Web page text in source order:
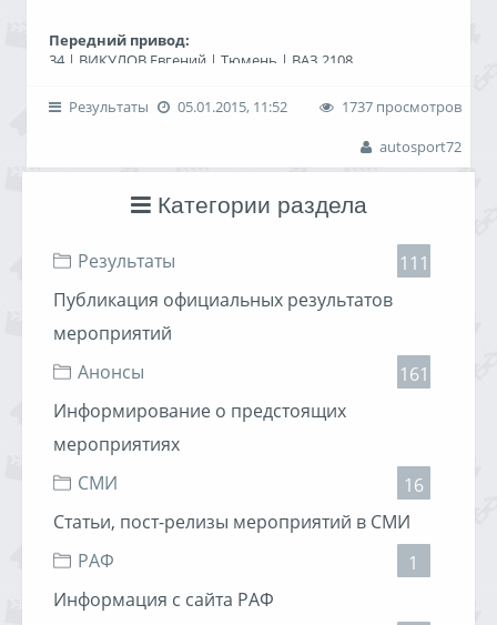
Категории раздела
Результаты
111
Публикация официальных результатов
мероприятий
Анонсы
161
Информирование о предстоящих
мероприятиях
СМИ
16
Статьи, пост-релизы мероприятий в СМИ
РАФ
1
Информация с сайта РАФ
Передний привод:
34 | ВИКУЛОВ Евгений | Тюмень | ВАЗ 2108
7 | НИКИТИН Кирилл | Тюмень | ВАЗ 2112 (на фото
изображен не он)
24 | ТАРАДАНОВ Евгений | Тюмень | ВАЗ 2106
Результаты 05.01.2015, 11:52
1737 просмотров
autosport72